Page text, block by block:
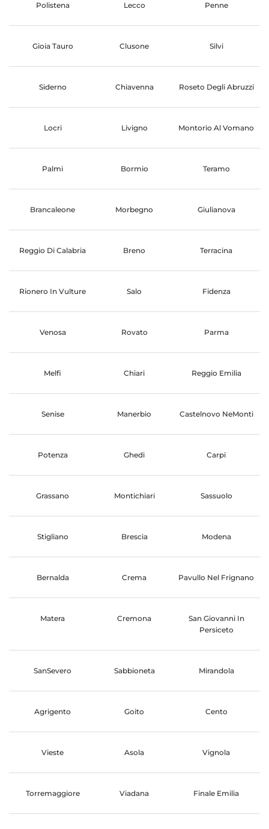
Polistena Lecco Penne
Gioia Tauro Clusone Silvi
Siderno Chiavenna Roseto Degli Abruzzi
Locri Livigno Montorio Al Vomano
Palmi Bormio Teramo
Brancaleone Morbegno Giulianova
Reggio Di Calabria Breno Terracina
Rionero In Vulture Salo Fidenza
Venosa Rovato Parma
Melfi Chiari Reggio Emilia
Senise Manerbio Castelnovo NeMonti
Potenza Ghedi Carpi
Grassano Montichiari Sassuolo
Stigliano Brescia Modena
Bernalda Crema Pavullo Nel Frignano
Matera Cremona
San Giovanni In
Persiceto
SanSevero Sabbioneta Mirandola
Agrigento Goito Cento
Vieste Asola Vignola
Torremaggiore Viadana Finale Emilia